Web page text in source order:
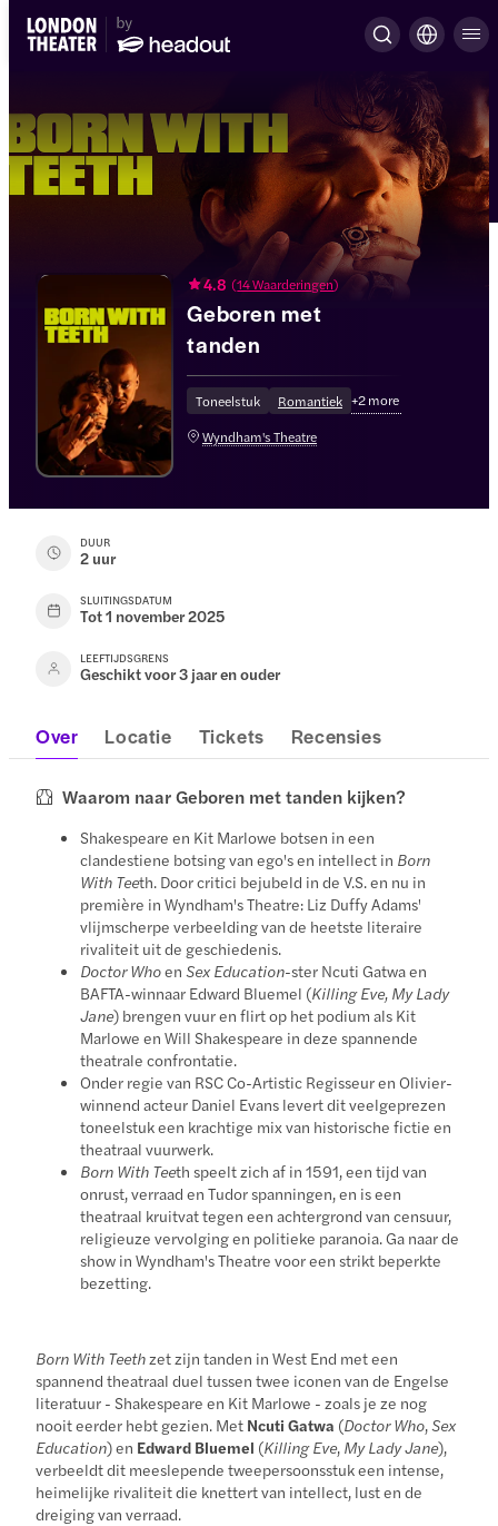
4.8 (14 Waarderingen)
Geboren met
tanden
Toneelstuk Romantiek +2more
Wyndham's Theatre
DUUR
2 uur
SLUITINGSDATUM
Tot 1 november 2025
LEEFTIJDSGRENS
Geschikt voor 3 jaar en ouder
Over Locatie Tickets Recensies
Waarom naar Geboren met tanden kijken?
Shakespeare en Kit Marlowe botsen in een
clandestiene botsing van ego's en intellect in Born
With Teeth. Door critici bejubeld in de V.S. en nu in
première in Wyndham's Theatre: Liz Duffy Adams'
vlijmscherpe verbeelding van de heetste literaire
rivaliteit uit de geschiedenis.
Doctor WhoenSex Education-ster Ncuti Gatwa en
BAFTA-winnaar Edward Bluemel (Killing Eve, My Lady
Jane) brengen vuur en flirt op het podium als Kit
Marlowe en Will Shakespeare in deze spannende
theatrale confrontatie.
Onder regie van RSC Co-Artistic Regisseur en Olivier-
winnend acteur Daniel Evans levert dit veelgeprezen
toneelstuk een krachtige mix van historische fictie en
theatraal vuurwerk.
Born With Teeth speelt zich af in 1591, een tijd van
onrust, verraad en Tudor spanningen, en is een
theatraal kruitvat tegen een achtergrond van censuur,
religieuze vervolging en politieke paranoia. Ga naar de
show in Wyndham's Theatre voor een strikt beperkte
bezetting.
Born With Teethzet zijn tanden in West End met een
spannend theatraal duel tussen twee iconen van de Engelse
literatuur - Shakespeare en Kit Marlowe - zoals je ze nog
nooit eerder hebt gezien. Met Ncuti Gatwa (Doctor Who,Sex
Education) en Edward Bluemel (Killing Eve, My Lady Jane),
verbeeldt dit meeslepende tweepersoonsstuk een intense,
heimelijke rivaliteit die knettert van intellect, lust en de
dreiging van verraad.